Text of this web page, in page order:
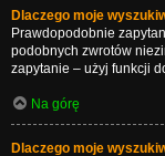
Dlaczego moje
Prawdopodobnie
podobnych zwrotów
zapytanie – użyj funkcji
Na górę
Dlaczego moje